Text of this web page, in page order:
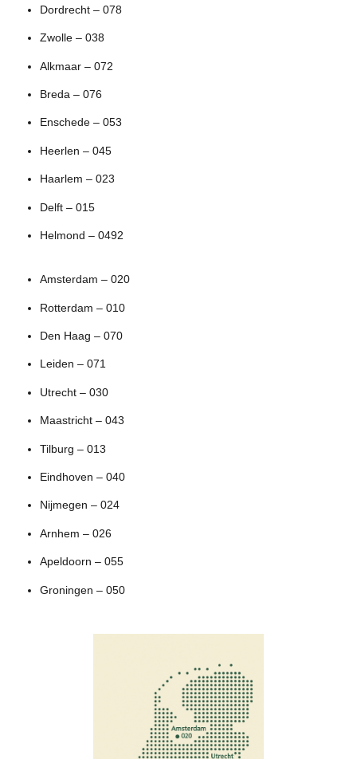
Dordrecht – 078
Zwolle – 038
Alkmaar – 072
Breda – 076
Enschede – 053
Heerlen – 045
Haarlem – 023
Delft – 015
Helmond – 0492
Amsterdam – 020
Rotterdam – 010
Den Haag – 070
Leiden – 071
Utrecht – 030
Maastricht – 043
Tilburg – 013
Eindhoven – 040
Nijmegen – 024
Arnhem – 026
Apeldoorn – 055
Groningen – 050